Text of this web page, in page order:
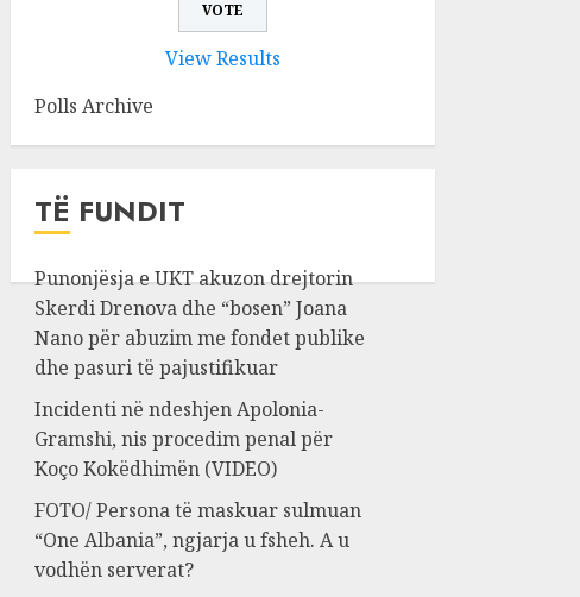
View Results
Polls Archive
TË FUNDIT
Punonjësja e UKT akuzon drejtorin
Skerdi Drenova dhe “bosen” Joana
Nano për abuzim me fondet publike
dhe pasuri të pajustifikuar
Incidenti në ndeshjen Apolonia-
Gramshi, nis procedim penal për
Koço Kokëdhimën (VIDEO)
FOTO/ Persona të maskuar sulmuan
“One Albania”, ngjarja u fsheh. A u
vodhën serverat?